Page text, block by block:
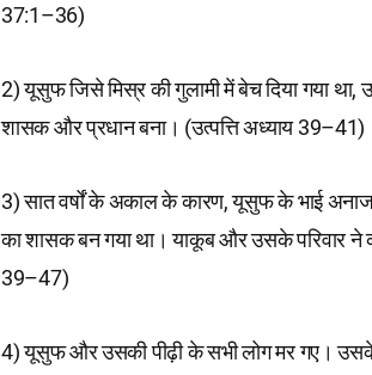
37:1–36)
2) यूसुफ जिसे मिस्र की गुलामी में बेच दिया गया
शासक और प्रधान बना। (उत्पत्ति अध्याय 39–41)
3) सात वर्षों के अकाल के कारण, यूसुफ के भाई
का शासक बन गया था। याकूब और उसके परिवार ने
39–47)
4) यूसुफ और उसकी पीढ़ी के सभी लोग मर गए।